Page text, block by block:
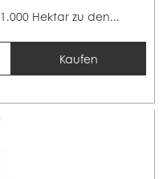
Hektar zu den...
Kaufen